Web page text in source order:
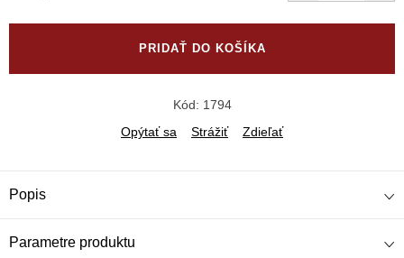
PRIDAŤ DO KOŠÍKA
Kód: 1794
Opýtať sa
Strážiť Zdieľať
Popis
Parametre produktu